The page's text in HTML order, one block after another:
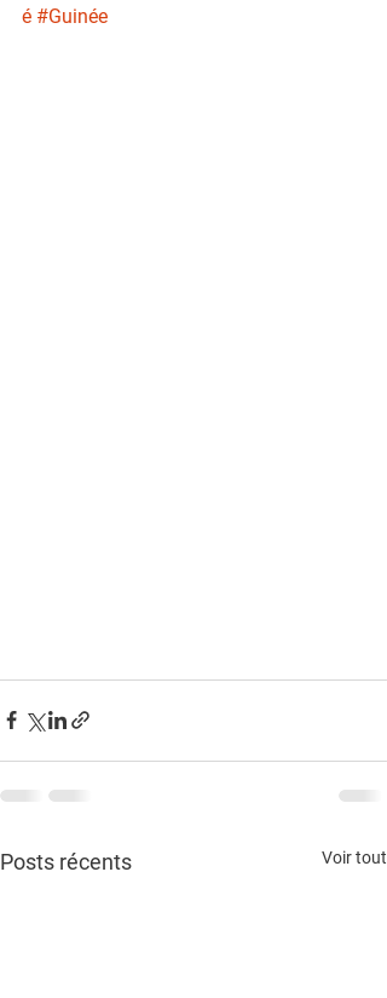
é #Guinée
Posts récents Voir tout